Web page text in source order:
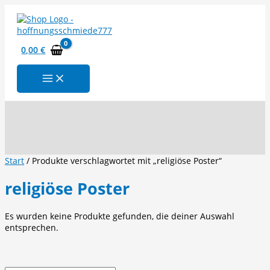
Inhalt
springen
0,00€
Start / Produkte verschlagwortet mit „religiöse Poster“
religiöse Poster
Es wurden keine Produkte gefunden, die deiner Auswahl
entsprechen.